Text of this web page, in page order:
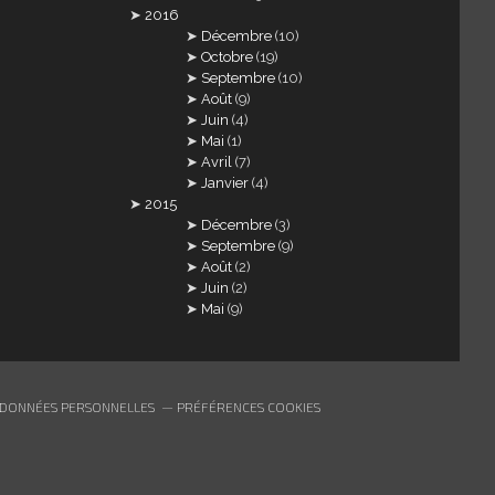
2016
Décembre (10)
Octobre (19)
Septembre (10)
Août (9)
Juin (4)
Mai (1)
Avril (7)
Janvier (4)
2015
Décembre (3)
Septembre (9)
Août (2)
Juin (2)
Mai (9)
PERSONNELLES PRÉFÉRENCES COOKIES